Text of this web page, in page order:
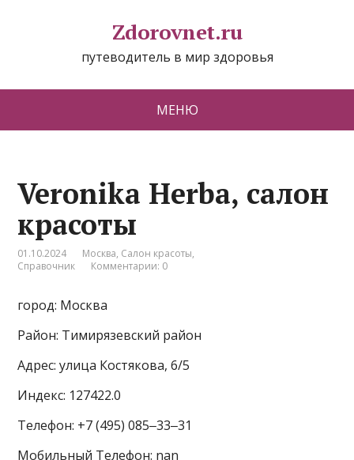
Zdorovnet.ru
путеводитель в мир здоровья
МЕНЮ
Veronika Herba, салон
красоты
01.10.2024 Москва, Салон красоты,
Справочник
Комментарии: 0
город: Москва
Район: Тимирязевский район
Адрес: улица Костякова, 6/5
Индекс: 127422.0
Телефон: +7 (495) 085‒33‒31
Мобильный Телефон: nan